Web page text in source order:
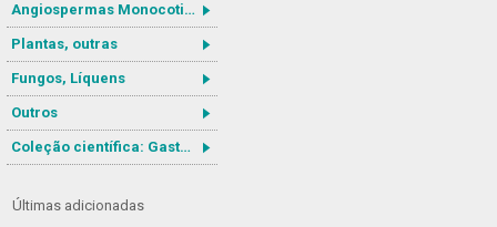
Angiospermas Monocotiledôneas
Plantas, outras
Fungos, Líquens
Outros
Coleção científica: Gastrotricha
Últimas adicionadas